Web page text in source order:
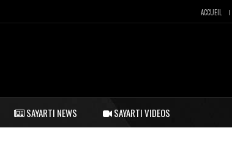
ACCUEIL
SAYARTI NEWS SAYARTI VIDEOS